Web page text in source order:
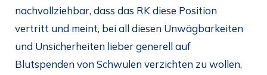
nachvollziehbar, dass das RK diese Position
vertritt und meint, bei all diesen Unwägbarkeiten
und Unsicherheiten lieber generell auf
Blutspenden von Schwulen verzichten zu wollen,